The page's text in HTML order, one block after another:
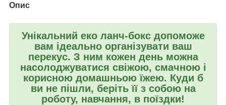
Опис
Унікальний еко ланч-бокс допоможе
вам ідеально організувати ваш
перекус. З ним кожен день можна
насолоджуватися свіжою, смачною і
корисною домашньою їжею. Куди б
ви не пішли, беріть її з собою на
роботу, навчання, в поїздки!